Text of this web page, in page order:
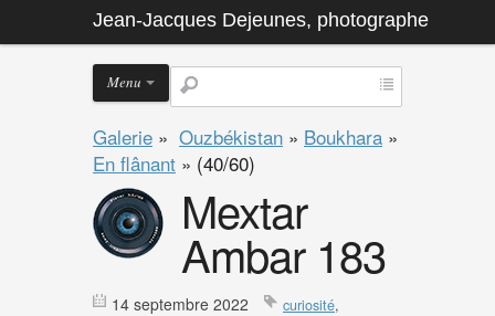
Jean-Jacques Dejeunes, photographe
Menu
Galerie » Ouzbékistan » Boukhara »
En flânant » (40/60)
Mextar
Ambar 183
14 septembre 2022 curiosité,